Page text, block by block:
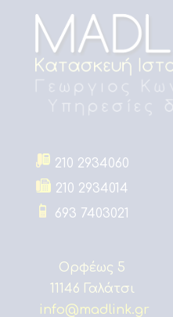
210 2934060
210 2934014
693 7403021
Ορφέως 5
11146 Γαλάτσι
info@madlink.gr